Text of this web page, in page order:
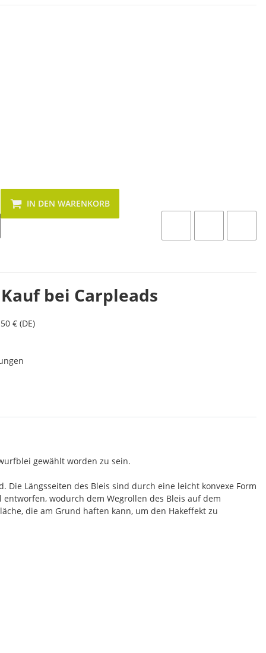
IN DEN WARENKORB
bei Carpleads
€ (DE)
gewählt worden zu sein.
Längsseiten des Bleis sind durch eine leicht konvexe Form
wodurch dem Wegrollen des Bleis auf dem
die am Grund haften kann, um den Hakeffekt zu